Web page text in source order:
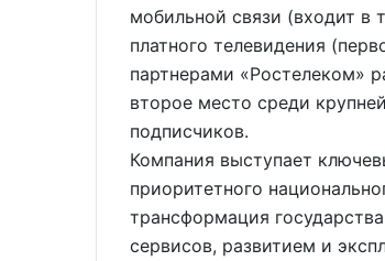
мобильной связи (входит в
платного телевидения
партнерами «Ростелеком»
второе место среди
подписчиков.
Компания выступает
приоритетного
трансформация
сервисов, развитием и